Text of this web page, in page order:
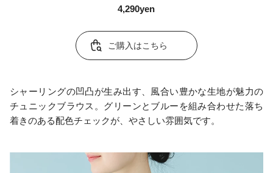
4,290yen
ご購入はこちら
シャーリングの凹凸が生み出す、風合い豊かな生地が魅力の
チュニックブラウス。グリーンとブルーを組み合わせた落ち
着きのある配色チェックが、やさしい雰囲気です。